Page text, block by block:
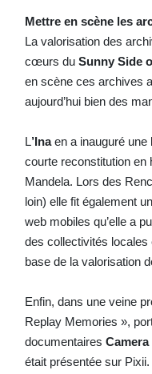
Mettre en scène les
La valorisation des
cœurs du Sunny Side
en scène ces archives
aujourd’hui bien des
L’Inaen a inauguré une
courte reconstitution en
Mandela. Lors des
loin) elle fit également
web mobiles qu’elle a
des collectivités locales
base de la valorisation
Enfin, dans une veine
Replay Memories »,
documentaires
était présentée sur Pixii.